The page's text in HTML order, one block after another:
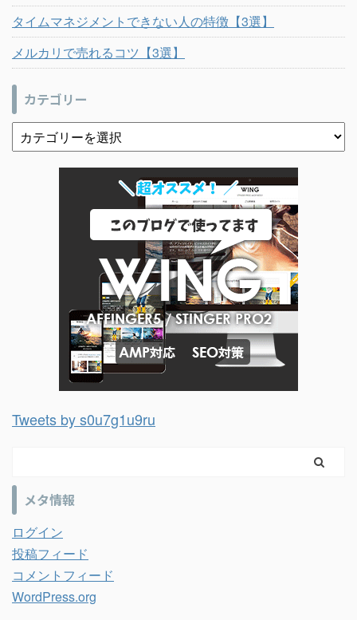
タイムマネジメントできない人の特徴【3選】
メルカリで売れるコツ【3選】
カテゴリー
Tweets by s0u7g1u9ru
メタ情報
ログイン
投稿フィード
コメントフィード
WordPress.org